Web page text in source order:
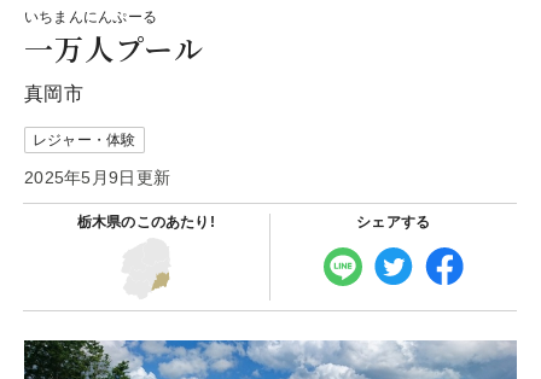
いちまんにんぷーる
一万人プール
真岡市
レジャー・体験
2025年5月9日更新
栃木県のこのあたり! シェアする